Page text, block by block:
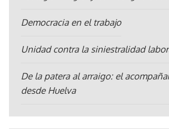
Democracia en el trabajo
Unidad contra la siniestralidad
De la patera al arraigo: el
desde Huelva